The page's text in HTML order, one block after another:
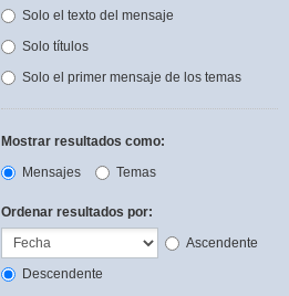
Solo el texto del mensaje
Solo títulos
Solo el primer mensaje de los temas
Mostrar resultados como:
Mensajes
Temas
Ordenar resultados por:
Ascendente
Descendente